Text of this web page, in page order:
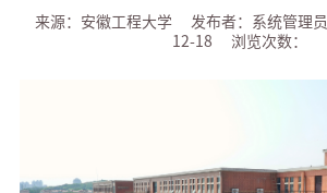
来源：安徽工程大学 发布者：系统管理员
12-18
浏览次数：